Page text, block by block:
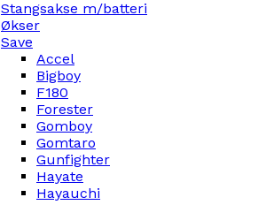
Stangsakse m/batteri
Økser
Save
Accel
Bigboy
F180
Forester
Gomboy
Gomtaro
Gunfighter
Hayate
Hayauchi